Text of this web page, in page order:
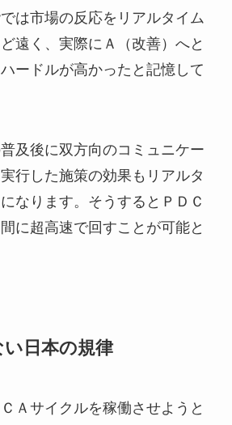
は市場の反応をリアルタイム
遠く、実際にＡ（改善）へと
ードルが高かったと記憶して
及後に双方向のコミュニケー
行した施策の効果もリアルタ
なります。そうするとＰＤＣ
に超高速で回すことが可能と
日本の規律
Ａサイクルを稼働させようと